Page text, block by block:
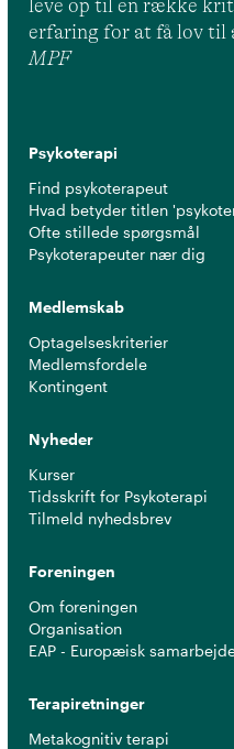
leve op til en række
erfaring for at få lov til
MPF
Psykoterapi
Find psykoterapeut
Hvad betyder titlen
Ofte stillede spørgsmål
Psykoterapeuter nær dig
Medlemskab
Optagelseskriterier
Medlemsfordele
Kontingent
Nyheder
Kurser
Tidsskrift for Psykoterapi
Tilmeld nyhedsbrev
Foreningen
Om foreningen
Organisation
EAP - Europæisk
Terapiretninger
Metakognitiv terapi